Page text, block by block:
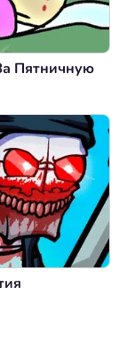
Пятничную